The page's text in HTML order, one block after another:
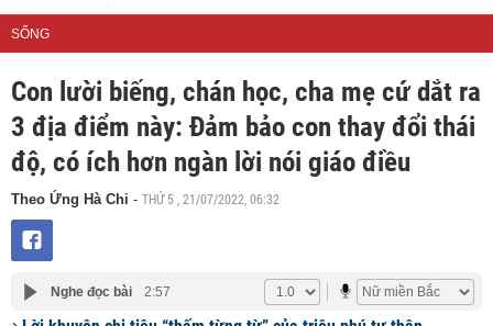
SỐNG
Con lười biếng, chán học, cha mẹ cứ dắt ra
3 địa điểm này: Đảm bảo con thay đổi thái
độ, có ích hơn ngàn lời nói giáo điều
Theo Ứng Hà Chi - THỨ 5 , 21/07/2022, 06:32
Nghe đọc bài 2:57